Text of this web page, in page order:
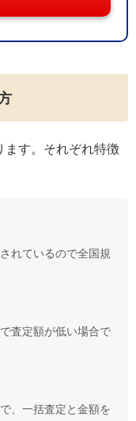
す。それぞれ特徴
れているので全国規
査定額が低い場合で
、一括査定と金額を